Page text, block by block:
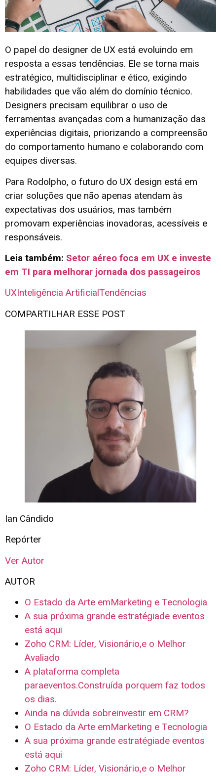
O papel do designer de UX está evoluindo em
resposta a essas tendências. Ele se torna mais
estratégico, multidisciplinar e ético, exigindo
habilidades que vão além do domínio técnico.
Designers precisam equilibrar o uso de
ferramentas avançadas com a humanização das
experiências digitais, priorizando a compreensão
do comportamento humano e colaborando com
equipes diversas.
Para Rodolpho, o futuro do UX design está em
criar soluções que não apenas atendam às
expectativas dos usuários, mas também
promovam experiências inovadoras, acessíveis e
responsáveis.
Leia também: Setor aéreo foca em UX e investe
em TI para melhorar jornada dos passageiros
UXInteligência ArtificialTendências
COMPARTILHAR ESSE POST
Ian Cândido
Repórter
Ver Autor
AUTOR
O Estado da Arte emMarketing e Tecnologia
A sua próxima grande estratégiade eventos
está aqui
Zoho CRM: Líder, Visionário,e o Melhor
Avaliado
A plataforma completa
paraeventos.Construída porquem faz todos
os dias.
Ainda na dúvida sobreinvestir em CRM?
O Estado da Arte emMarketing e Tecnologia
A sua próxima grande estratégiade eventos
está aqui
Zoho CRM: Líder, Visionário,e o Melhor